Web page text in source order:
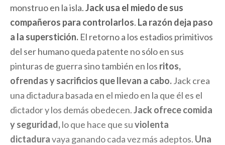
monstruo en la isla.Jack usa el miedo de sus
compañeros para controlarlos. La razón deja paso
a la superstición. El retorno a los estadios primitivos
del ser humano queda patente no sólo en sus
pinturas de guerra sino también en los ritos,
ofrendas y sacrificios que llevan a cabo.Jack crea
una dictadura basada en el miedo en la que él es el
dictador y los demás obedecen.Jack ofrece comida
y seguridad,lo que hace que suviolenta
dictaduravaya ganando cada vez más adeptos. Una